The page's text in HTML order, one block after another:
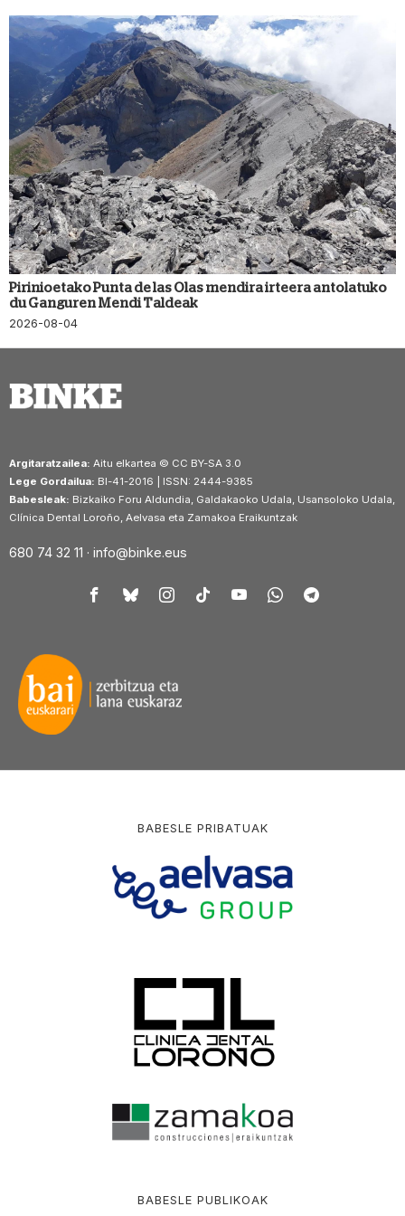
Pirinioetako Punta de las Olas mendira irteera antolatuko
du Ganguren Mendi Taldeak
2026-08-04
Argitaratzailea: Aitu elkartea © CC BY-SA 3.0
Lege Gordailua: BI-41-2016 | ISSN: 2444-9385
Babesleak: Bizkaiko Foru Aldundia, Galdakaoko Udala, Usansoloko Udala,
Clínica Dental Loroño, Aelvasa eta Zamakoa Eraikuntzak
680 74 32 11 · info@binke.eus
BABESLE PRIBATUAK
BABESLE PUBLIKOAK